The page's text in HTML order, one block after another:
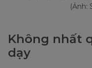
(Ảnh:
Không nhất
dạy